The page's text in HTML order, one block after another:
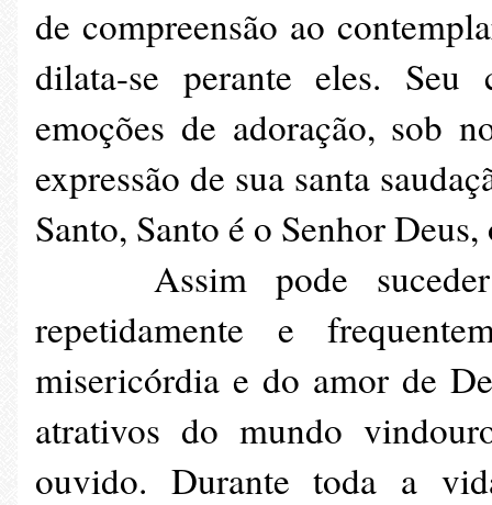
de compreensão ao
dilata-se perante eles. Seu
emoções de adoração, sob
expressão de sua santa
Santo, Santo é o Senhor
Assim pode suceder
repetidamente e
misericórdia e do amor de
atrativos do mundo
ouvido. Durante toda a